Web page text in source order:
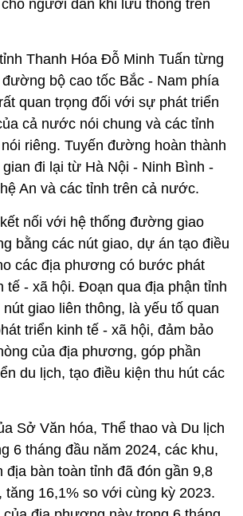
người dân khi lưu thông trên
Thanh Hóa Đỗ Minh Tuấn từng
bộ cao tốc Bắc - Nam phía
quan trọng đối với sự phát triển
cả nước nói chung và các tỉnh
riêng. Tuyến đường hoàn thành
đi lại từ Hà Nội - Ninh Bình -
An và các tỉnh trên cả nước.
nối với hệ thống đường giao
bằng các nút giao, dự án tạo điều
các địa phương có bước phát
tế - xã hội. Đoạn qua địa phận tỉnh
giao liên thông, là yếu tố quan
triển kinh tế - xã hội, đảm bảo
của địa phương, góp phần
du lịch, tạo điều kiện thu hút các
Sở Văn hóa, Thể thao và Du lịch
6 tháng đầu năm 2024, các khu,
địa bàn toàn tỉnh đã đón gần 9,8
16,1% so với cùng kỳ 2023.